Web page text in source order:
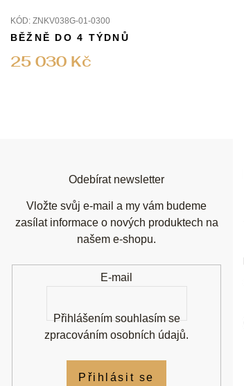
KÓD: ZNKV038G-01-0300
25 030 Kč
BĚŽNĚ DO 4 TÝDNŮ
Odebírat newsletter
Vložte svůj e-mail a my vám budeme
zasílat informace o nových produktech na
našem e-shopu.
E-mail
Přihlášením souhlasím se
zpracováním osobních údajů.
Přihlásit se